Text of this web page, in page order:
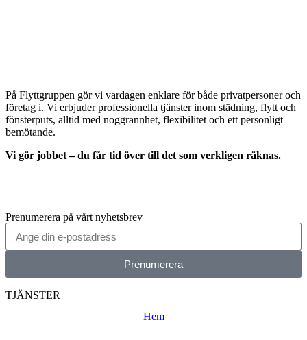
På Flyttgruppen gör vi vardagen enklare för både privatpersoner och
företag i. Vi erbjuder professionella tjänster inom städning, flytt och
fönsterputs, alltid med noggrannhet, flexibilitet och ett personligt
bemötande.
Vi gör jobbet – du får tid över till det som verkligen räknas.
Prenumerera på vårt nyhetsbrev
Prenumerera
TJÄNSTER
Hem